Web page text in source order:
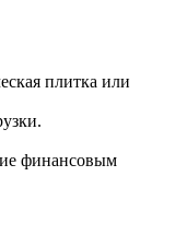
плитка или
финансовым